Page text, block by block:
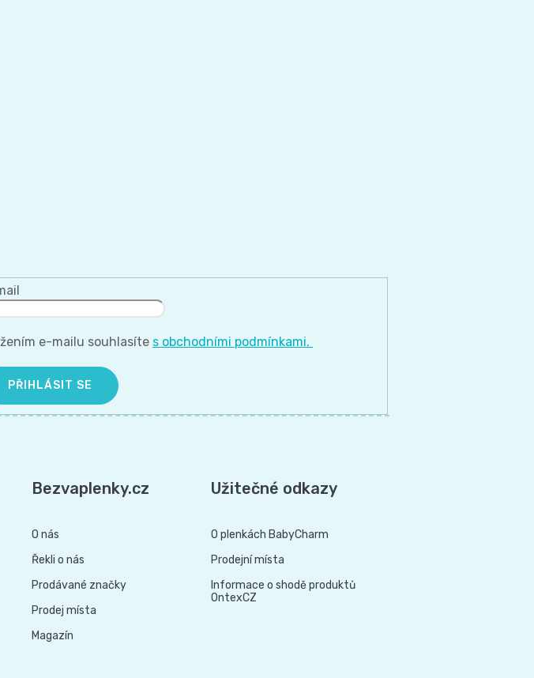
e-mailu souhlasíte s obchodními podmínkami.
PŘIHLÁSIT SE
Bezvaplenky.cz
O nás
Řekli o nás
Prodávané značky
Prodej místa
Magazín
Užitečné odkazy
O plenkách BabyCharm
Prodejní místa
Informace o shodě produktů
OntexCZ